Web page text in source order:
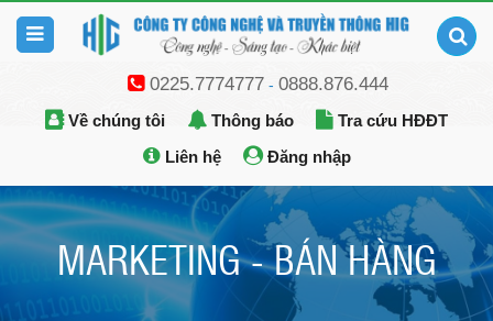
0225.7774777- 0888.876.444
Về chúng tôi Thông báo
Tra cứu HĐĐT
Liên hệ
Đăng nhập
MARKETING - BÁN HÀNG